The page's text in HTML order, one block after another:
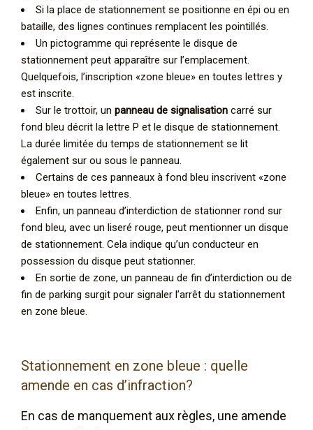
Si la place de stationnement se positionne en épi ou en
bataille, des lignes continues remplacent les pointillés.
Un pictogramme qui représente le disque de
stationnement peut apparaître sur l’emplacement.
Quelquefois, l’inscription «zone bleue» en toutes lettres y
est inscrite.
Sur le trottoir, un panneau de signalisation carré sur
fond bleu décrit la lettre P et le disque de stationnement.
La durée limitée du temps de stationnement se lit
également sur ou sous le panneau.
Certains de ces panneaux à fond bleu inscrivent «zone
bleue» en toutes lettres.
Enfin, un panneau d’interdiction de stationner rond sur
fond bleu, avec un liseré rouge, peut mentionner un disque
de stationnement. Cela indique qu’un conducteur en
possession du disque peut stationner.
En sortie de zone, un panneau de fin d’interdiction ou de
fin de parking surgit pour signaler l’arrêt du stationnement
en zone bleue.
Stationnement en zone bleue : quelle
amende en cas d’infraction?
En cas de manquement aux règles, une amende